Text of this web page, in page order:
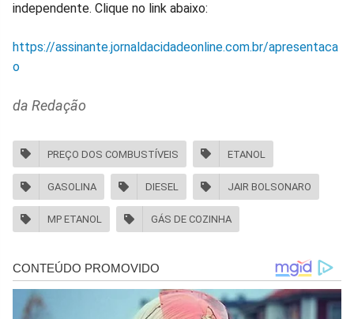
independente. Clique no link abaixo:
https://assinante.jornaldacidadeonline.com.br/apresentaca
o
da Redação
PREÇO DOS COMBUSTÍVEIS ETANOL
GASOLINA DIESEL JAIR BOLSONARO
MP ETANOL GÁS DE COZINHA